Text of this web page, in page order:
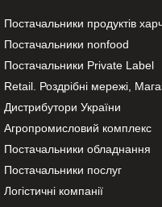
Постачальники продуктів
Постачальники nonfood
Постачальники Private Label
Retail. Роздрібні мережі,
Дистрибутори України
Агропромисловий комплекс
Постачальники обладнання
Постачальники послуг
Логістичні компанії